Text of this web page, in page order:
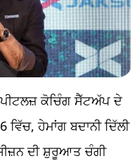
ਕੋਚਿੰਗ ਸੈੱਟਅੱਪ ਦੇ
ਹੇਮਾਂਗ ਬਦਾਨੀ ਦਿੱਲੀ
ਦੀ ਸ਼ੁਰੂਆਤ ਚੰਗੀ